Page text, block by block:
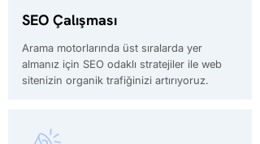
SEO Çalışması
Arama motorlarında üst sıralarda yer
almanız için SEO odaklı stratejiler ile web
sitenizin organik trafiğinizi artırıyoruz.